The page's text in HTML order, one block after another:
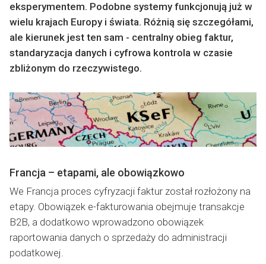
eksperymentem. Podobne systemy funkcjonują już w
wielu krajach Europy i świata. Różnią się szczegółami,
ale kierunek jest ten sam - centralny obieg faktur,
standaryzacja danych i cyfrowa kontrola w czasie
zbliżonym do rzeczywistego.
Francja – etapami, ale obowiązkowo
We Francja proces cyfryzacji faktur został rozłożony na
etapy. Obowiązek e-fakturowania obejmuje transakcje
B2B, a dodatkowo wprowadzono obowiązek
raportowania danych o sprzedaży do administracji
podatkowej.